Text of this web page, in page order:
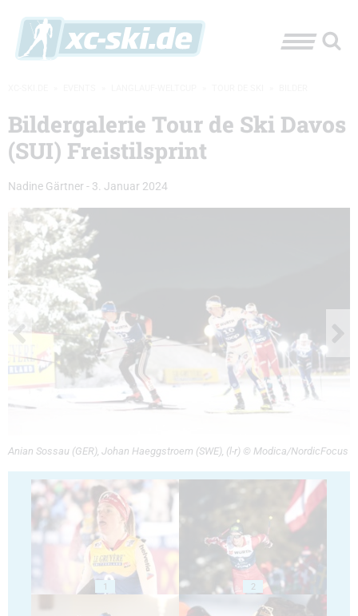
Bildergalerie Tour de Ski Davos
(SUI) Freistilsprint
Nadine Gärtner - 3. Januar 2024
Anian Sossau (GER), Johan Haeggstroem (SWE), (l-r) © Modica/NordicFocus
1 2